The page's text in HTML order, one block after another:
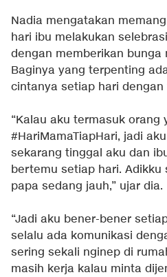
Nadia mengatakan
hari ibu melakukan
dengan memberikan bunga
Baginya yang terpenting
cintanya setiap hari dengan
“Kalau aku termasuk orang
#HariMamaTiapHari, jadi
sekarang tinggal aku dan
bertemu setiap hari. Adikku
papa sedang jauh,” ujar dia.
“Jadi aku bener-bener
selalu ada komunikasi
sering sekali nginep di
masih kerja kalau minta